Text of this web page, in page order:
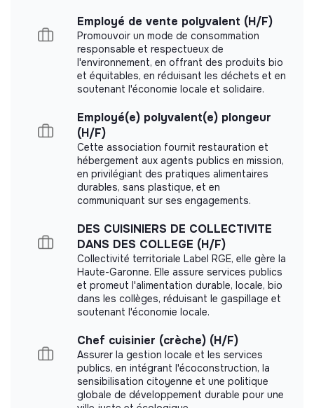
Employé de vente polyvalent (H/F)
Promouvoir un mode de consommation
responsable et respectueux de
l'environnement, en offrant des produits bio
et équitables, en réduisant les déchets et en
soutenant l'économie locale et solidaire.
Employé(e) polyvalent(e) plongeur
(H/F)
Cette association fournit restauration et
hébergement aux agents publics en mission,
en privilégiant des pratiques alimentaires
durables, sans plastique, et en
communiquant sur ses engagements.
DES CUISINIERS DE COLLECTIVITE
DANS DES COLLEGE (H/F)
Collectivité territoriale Label RGE, elle gère la
Haute-Garonne. Elle assure services publics
et promeut l'alimentation durable, locale, bio
dans les collèges, réduisant le gaspillage et
soutenant l'économie locale.
Chef cuisinier (crèche) (H/F)
Assurer la gestion locale et les services
publics, en intégrant l'écoconstruction, la
sensibilisation citoyenne et une politique
globale de développement durable pour une